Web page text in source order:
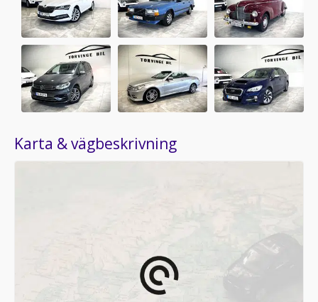
Karta & vägbeskrivning